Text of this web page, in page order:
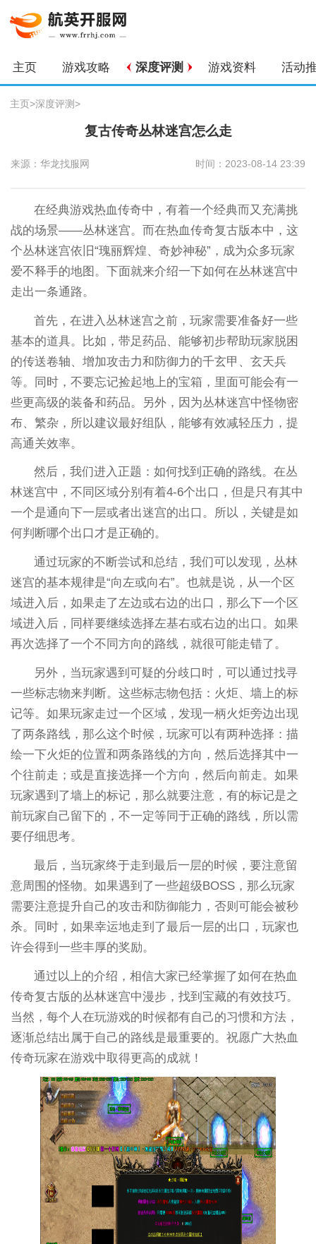
主页 游戏攻略 深度评测 游戏资料 活动
主页>深度评测>
复古传奇丛林迷宫怎么走
来源：华龙找服网 时间：2023-08-14 23:39
在经典游戏热血传奇中，有着一个经典而又充满挑
战的场景——丛林迷宫。而在热血传奇复古版本中，这
个丛林迷宫依旧“瑰丽辉煌、奇妙神秘”，成为众多玩家
爱不释手的地图。下面就来介绍一下如何在丛林迷宫中
走出一条通路。
首先，在进入丛林迷宫之前，玩家需要准备好一些
基本的道具。比如，带足药品、能够初步帮助玩家脱困
的传送卷轴、增加攻击力和防御力的千玄甲、玄天兵
等。同时，不要忘记捡起地上的宝箱，里面可能会有一
些更高级的装备和药品。另外，因为丛林迷宫中怪物密
布、繁杂，所以建议最好组队，能够有效减轻压力，提
高通关效率。
然后，我们进入正题：如何找到正确的路线。在丛
林迷宫中，不同区域分别有着4-6个出口，但是只有其中
一个是通向下一层或者出迷宫的出口。所以，关键是如
何判断哪个出口才是正确的。
通过玩家的不断尝试和总结，我们可以发现，丛林
迷宫的基本规律是“向左或向右”。也就是说，从一个区
域进入后，如果走了左边或右边的出口，那么下一个区
域进入后，同样要继续选择左基右或右边的出口。如果
再次选择了一个不同方向的路线，就很可能走错了。
另外，当玩家遇到可疑的分歧口时，可以通过找寻
一些标志物来判断。这些标志物包括：火炬、墙上的标
记等。如果玩家走过一个区域，发现一柄火炬旁边出现
了两条路线，那么这个时候，玩家可以有两种选择：描
绘一下火炬的位置和两条路线的方向，然后选择其中一
个往前走；或是直接选择一个方向，然后向前走。如果
玩家遇到了墙上的标记，那么就要注意，有的标记是之
前玩家自己留下的，不一定等同于正确的路线，所以需
要仔细思考。
最后，当玩家终于走到最后一层的时候，要注意留
意周围的怪物。如果遇到了一些超级BOSS，那么玩家
需要注意提升自己的攻击和防御能力，否则可能会被秒
杀。同时，如果幸运地走到了最后一层的出口，玩家也
许会得到一些丰厚的奖励。
通过以上的介绍，相信大家已经掌握了如何在热血
传奇复古版的丛林迷宫中漫步，找到宝藏的有效技巧。
当然，每个人在玩游戏的时候都有自己的习惯和方法，
逐渐总结出属于自己的路线是最重要的。祝愿广大热血
传奇玩家在游戏中取得更高的成就！